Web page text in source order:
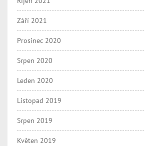
Září 2021
Prosinec 2020
Srpen 2020
Leden 2020
Listopad 2019
Srpen 2019
Květen 2019